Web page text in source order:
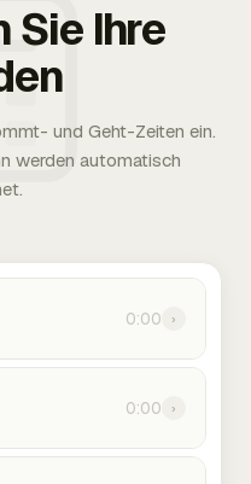
Sie Ihre
und Geht-Zeiten ein.
werden automatisch
0:00 ›
0:00 ›